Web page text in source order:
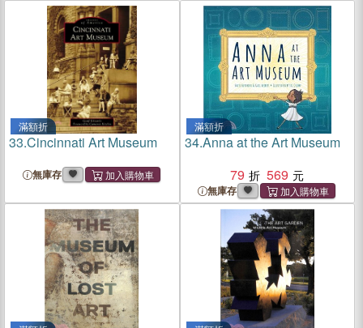
滿額折
33.Cincinnati Art Museum
無庫存
滿額折
34.Anna at the Art Museum
79
569
無庫存